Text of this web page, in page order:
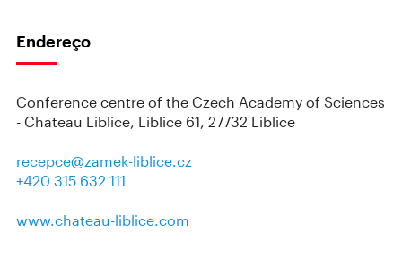
Endereço
Conference centre of the Czech Academy of Sciences
- Chateau Liblice, Liblice 61, 27732 Liblice
recepce@zamek-liblice.cz
+420 315 632 111
www.chateau-liblice.com